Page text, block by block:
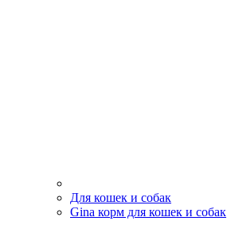
Для кошек и собак
Gina корм для кошек и собак